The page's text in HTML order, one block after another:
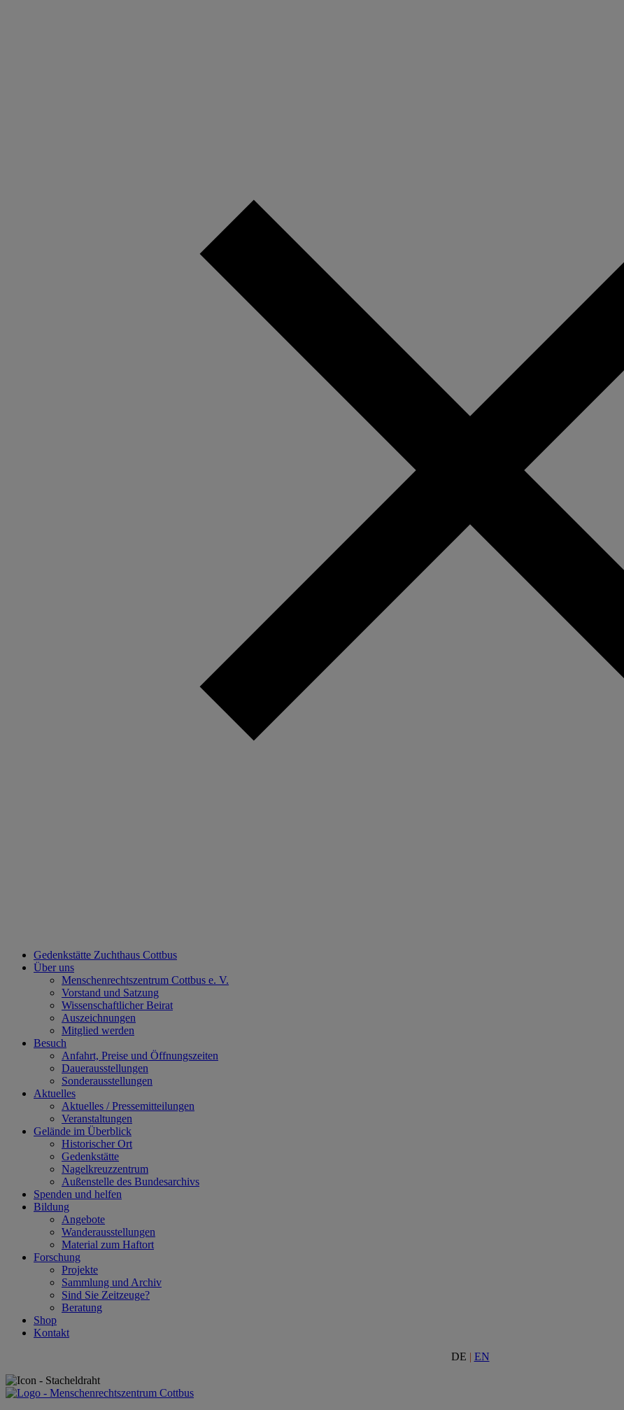
Gedenkstätte Zuchthaus Cottbus
Über uns
Menschenrechtszentrum Cottbus e. V.
Vorstand und Satzung
Wissenschaftlicher Beirat
Auszeichnungen
Mitglied werden
Besuch
Anfahrt, Preise und Öffnungszeiten
Dauerausstellungen
Sonderausstellungen
Aktuelles
Aktuelles / Pressemitteilungen
Veranstaltungen
Gelände im Überblick
Historischer Ort
Gedenkstätte
Nagelkreuzzentrum
Außenstelle des Bundesarchivs
Spenden und helfen
Bildung
Angebote
Wanderausstellungen
Material zum Haftort
Forschung
Projekte
Sammlung und Archiv
Sind Sie Zeitzeuge?
Beratung
Shop
Kontakt
DE | EN